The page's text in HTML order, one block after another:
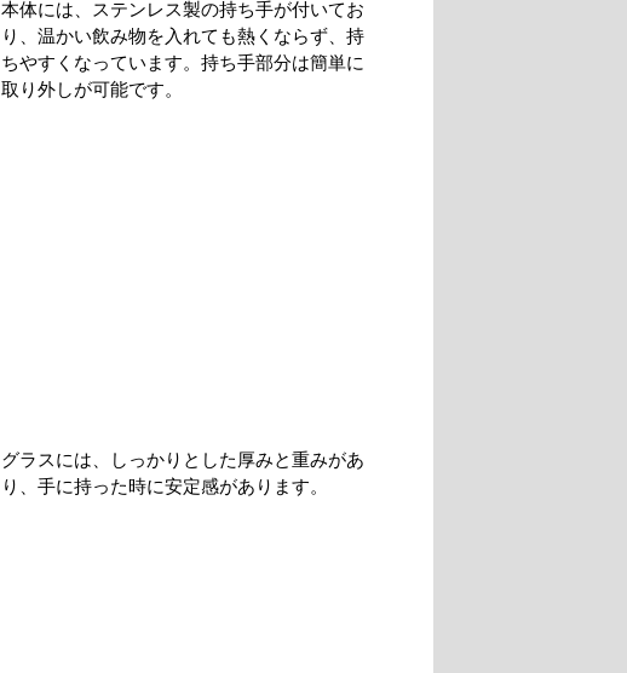
本体には、ステンレス製の持ち手が付いてお
り、温かい飲み物を入れても熱くならず、持
ちやすくなっています。持ち手部分は簡単に
取り外しが可能です。
グラスには、しっかりとした厚みと重みがあ
り、手に持った時に安定感があります。